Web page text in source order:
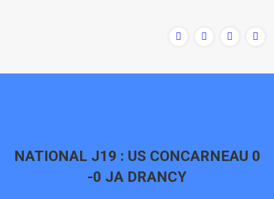
NATIONAL J19 : US CONCARNEAU 0
-0 JA DRANCY